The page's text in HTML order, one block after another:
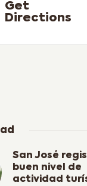
Get
Directions
San José
buen nivel de
actividad